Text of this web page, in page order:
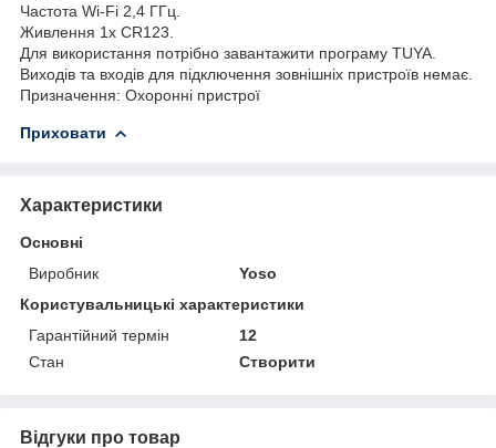
Частота Wi-Fi 2,4 ГГц.
Живлення 1x СR123.
Для використання потрібно завантажити програму TUYA.
Виходів та входів для підключення зовнішніх пристроїв немає.
Призначення: Охоронні пристрої
Приховати
Характеристики
Основні
Виробник
Yoso
Користувальницькі характеристики
Гарантійний термін
12
Стан
Створити
Відгуки про товар